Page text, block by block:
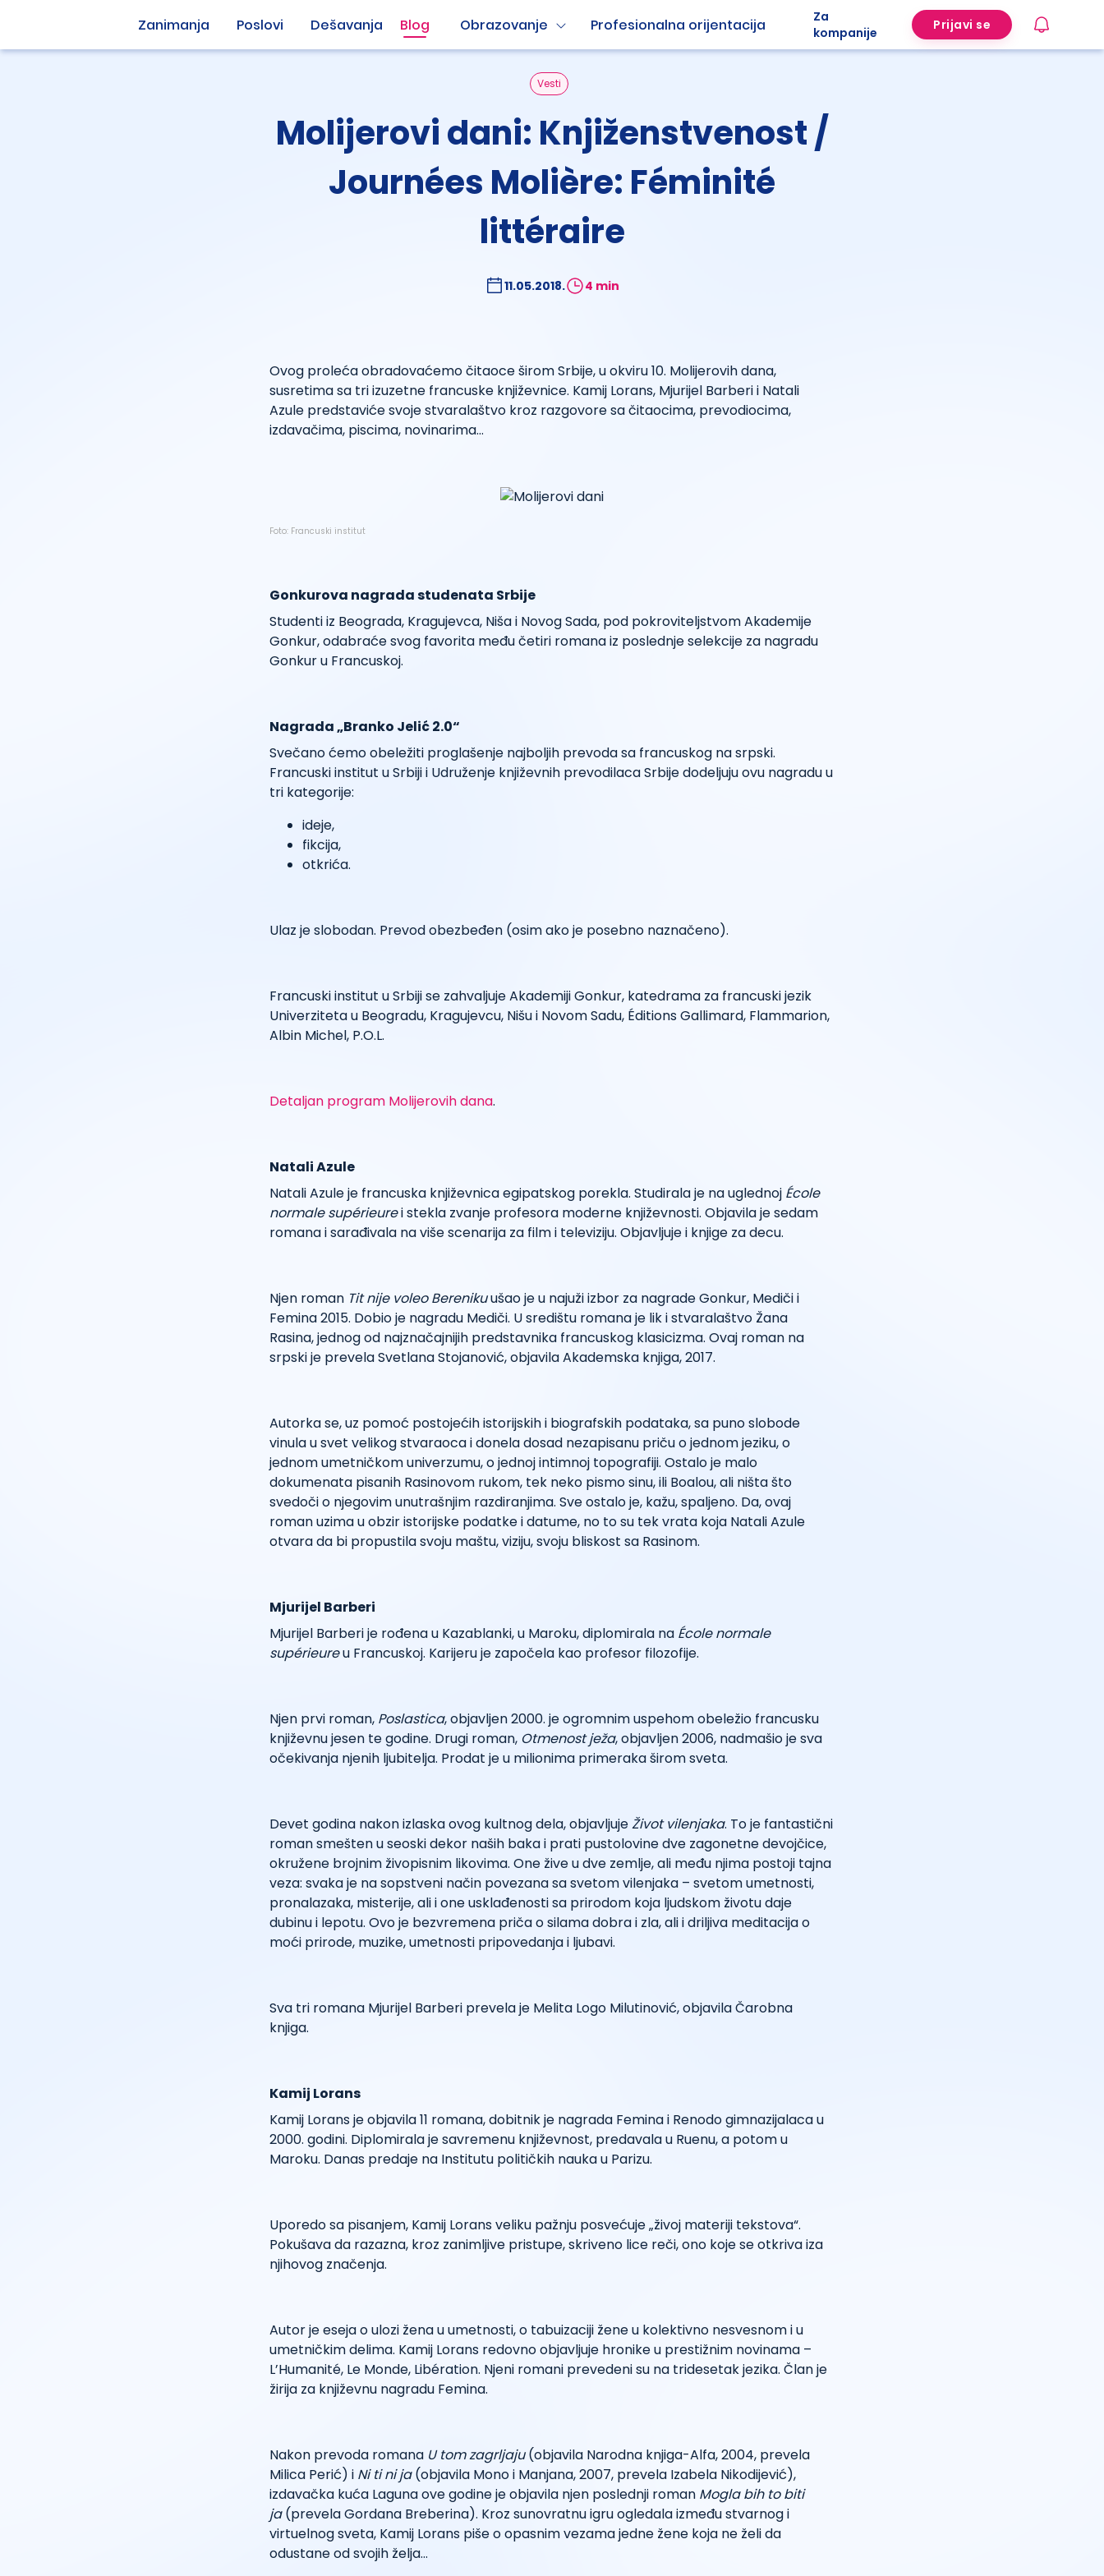
Zanimanja Poslovi Dešavanja Blog Obrazovanje Profesionalna orijentacija
Za
kompanije
Prijavi se
Vesti
Molijerovi dani: Knjiženstvenost /
Journées Molière: Féminité
littéraire
11.05.2018. 4 min
Ovog proleća obradovaćemo čitaoce širom Srbije, u okviru 10. Molijerovih dana,
susretima sa tri izuzetne francuske književnice. Kamij Lorans, Mjurijel Barberi i Natali
Azule predstaviće svoje stvaralaštvo kroz razgovore sa čitaocima, prevodiocima,
izdavačima, piscima, novinarima…
Foto: Francuski institut
Gonkurova nagrada studenata Srbije
Studenti iz Beograda, Kragujevca, Niša i Novog Sada, pod pokroviteljstvom Akademije
Gonkur, odabraće svog favorita među četiri romana iz poslednje selekcije za nagradu
Gonkur u Francuskoj.
Nagrada „Branko Jelić 2.0“
Svečano ćemo obeležiti proglašenje najboljih prevoda sa francuskog na srpski.
Francuski institut u Srbiji i Udruženje književnih prevodilaca Srbije dodeljuju ovu nagradu u
tri kategorije:
ideje,
fikcija,
otkrića.
Ulaz je slobodan. Prevod obezbeđen (osim ako je posebno naznačeno).
Francuski institut u Srbiji se zahvaljuje Akademiji Gonkur, katedrama za francuski jezik
Univerziteta u Beogradu, Kragujevcu, Nišu i Novom Sadu, Éditions Gallimard, Flammarion,
Albin Michel, P.O.L.
Detaljan program Molijerovih dana.
Natali Azule
Natali Azule je francuska književnica egipatskog porekla. Studirala je na uglednoj École
normale supérieurei stekla zvanje profesora moderne književnosti. Objavila je sedam
romana i sarađivala na više scenarija za film i televiziju. Objavljuje i knjige za decu.
Njen roman Tit nije voleo Berenikuušao je u najuži izbor za nagrade Gonkur, Mediči i
Femina 2015. Dobio je nagradu Mediči. U središtu romana je lik i stvaralaštvo Žana
Rasina, jednog od najznačajnijih predstavnika francuskog klasicizma. Ovaj roman na
srpski je prevela Svetlana Stojanović, objavila Akademska knjiga, 2017.
Autorka se, uz pomoć postojećih istorijskih i biografskih podataka, sa puno slobode
vinula u svet velikog stvaraoca i donela dosad nezapisanu priču o jednom jeziku, o
jednom umetničkom univerzumu, o jednoj intimnoj topografiji. Ostalo je malo
dokumenata pisanih Rasinovom rukom, tek neko pismo sinu, ili Boalou, ali ništa što
svedoči o njegovim unutrašnjim razdiranjima. Sve ostalo je, kažu, spaljeno. Da, ovaj
roman uzima u obzir istorijske podatke i datume, no to su tek vrata koja Natali Azule
otvara da bi propustila svoju maštu, viziju, svoju bliskost sa Rasinom.
Mjurijel Barberi
Mjurijel Barberi je rođena u Kazablanki, u Maroku, diplomirala na École normale
supérieureu Francuskoj. Karijeru je započela kao profesor filozofije.
Njen prvi roman, Poslastica, objavljen 2000. je ogromnim uspehom obeležio francusku
književnu jesen te godine. Drugi roman, Otmenost ježa, objavljen 2006, nadmašio je sva
očekivanja njenih ljubitelja. Prodat je u milionima primeraka širom sveta.
Devet godina nakon izlaska ovog kultnog dela, objavljujeŽivot vilenjaka. To je fantastični
roman smešten u seoski dekor naših baka i prati pustolovine dve zagonetne devojčice,
okružene brojnim živopisnim likovima. One žive u dve zemlje, ali među njima postoji tajna
veza: svaka je na sopstveni način povezana sa svetom vilenjaka – svetom umetnosti,
pronalazaka, misterije, ali i one usklađenosti sa prirodom koja ljudskom životu daje
dubinu i lepotu. Ovo je bezvremena priča o silama dobra i zla, ali i driljiva meditacija o
moći prirode, muzike, umetnosti pripovedanja i ljubavi.
Sva tri romana Mjurijel Barberi prevela je Melita Logo Milutinović, objavila Čarobna
knjiga.
Kamij Lorans
Kamij Lorans je objavila 11 romana, dobitnik je nagrada Femina i Renodo gimnazijalaca u
2000. godini. Diplomirala je savremenu književnost, predavala u Ruenu, a potom u
Maroku. Danas predaje na Institutu političkih nauka u Parizu.
Uporedo sa pisanjem, Kamij Lorans veliku pažnju posvećuje „živoj materiji tekstova“.
Pokušava da razazna, kroz zanimljive pristupe, skriveno lice reči, ono koje se otkriva iza
njihovog značenja.
Autor je eseja o ulozi žena u umetnosti, o tabuizaciji žene u kolektivno nesvesnom i u
umetničkim delima. Kamij Lorans redovno objavljuje hronike u prestižnim novinama –
L’Humanité, Le Monde, Libération. Njeni romani prevedeni su na tridesetak jezika. Član je
žirija za književnu nagradu Femina.
Nakon prevoda romana U tom zagrljaju(objavila Narodna knjiga-Alfa, 2004, prevela
Milica Perić) i Ni ti ni ja(objavila Mono i Manjana, 2007, prevela Izabela Nikodijević),
izdavačka kuća Laguna ove godine je objavila njen poslednji roman Mogla bih to biti
ja(prevela Gordana Breberina). Kroz sunovratnu igru ogledala između stvarnog i
virtuelnog sveta, Kamij Lorans piše o opasnim vezama jedne žene koja ne želi da
odustane od svojih želja…